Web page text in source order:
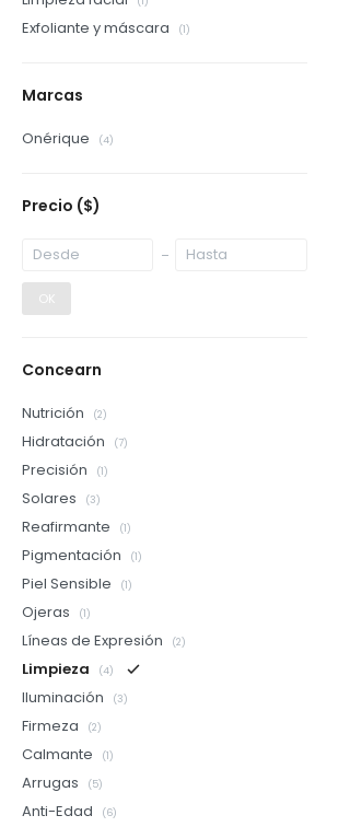
Exfoliante y máscara (1)
Marcas
Onérique (4)
Precio ($)
OK
Concearn
Nutrición (2)
Hidratación (7)
Precisión (1)
Solares (3)
Reafirmante (1)
Pigmentación (1)
Piel Sensible (1)
Ojeras (1)
Líneas de Expresión (2)
Limpieza (4)
Iluminación (3)
Firmeza (2)
Calmante (1)
Arrugas (5)
Anti-Edad (6)